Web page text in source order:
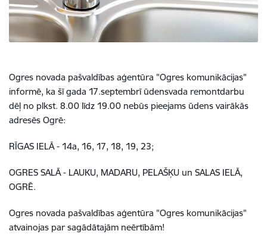
Ogres novada pašvaldības aģentūra "Ogres komunikācijas"
informē, ka šī gada 17.septembrī ūdensvada remontdarbu
dēļ no plkst. 8.00 līdz 19.00 nebūs pieejams ūdens vairākās
adresēs Ogrē:
RĪGAS IELĀ - 14a, 16, 17, 18, 19, 23;
OGRES SALĀ - LAUKU, MADARU, PELAŠĶU un SALAS IELĀ,
OGRĒ.
Ogres novada pašvaldības aģentūra "Ogres komunikācijas"
atvainojas par sagādātajām neērtībām!